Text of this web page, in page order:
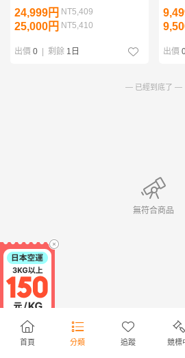
首頁 分類 追蹤 競標
サイドスカート専用 サイドパネ
ルガード 左右1セット 新品 未使
用
24,999円 NT5,409
25,000円 NT5,410
出價 0 | 剩餘 1日
PPF
プレ
枚
出價
— 已經到底了 —
無符合商品